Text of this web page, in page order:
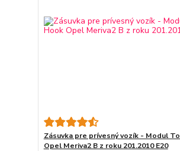
Zásuvka pre prívesný vozík - Modul
Opel Meriva2 B z roku 201.2010 E20